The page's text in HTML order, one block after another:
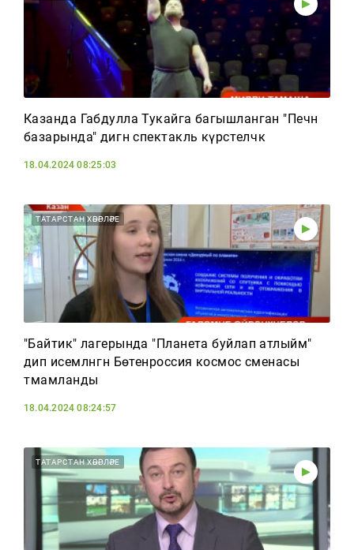
Казанда Габдулла Тукайга багышланган "Печән
базарында" дигән спектакль күрсәтеләчәк
18.04.2024 08:25:03
ТАТАРСТАН ХӘБӘРЛӘРЕ
"Байтик" лагерында "Планета буйлап атлыйм"
дип исемләнгән Бөтенроссия космос сменасы
тәмамланды
18.04.2024 08:24:57
ТАТАРСТАН ХӘБӘРЛӘРЕ